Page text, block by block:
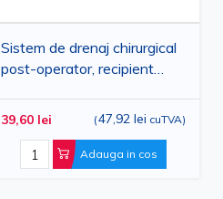
Sistem de drenaj chirurgical
post-operator, recipient
CH14
39,60 lei (47,92 lei cuTVA)
Adauga in cos